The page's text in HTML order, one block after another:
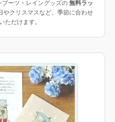
ーツ・レイングッズの 無料ラッ
クリスマスなど、季節に合わせ
ただけます。